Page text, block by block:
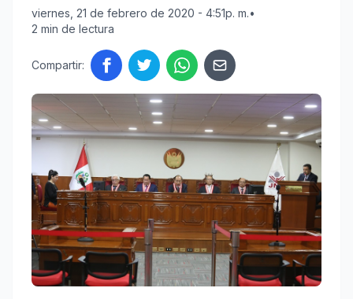
viernes, 21 de febrero de 2020 - 4:51p. m.•
2 min de lectura
Compartir: